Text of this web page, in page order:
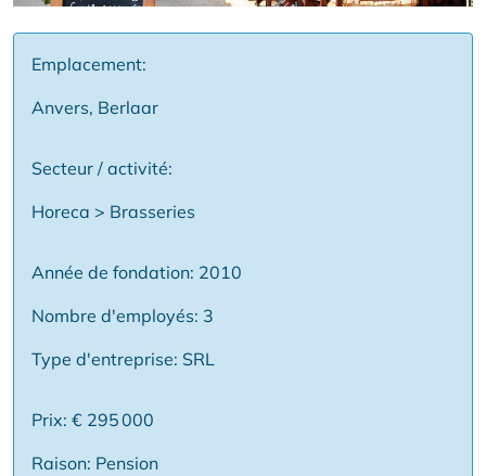
Emplacement:
Anvers, Berlaar
Secteur / activité:
Horeca > Brasseries
Année de fondation: 2010
Nombre d'employés: 3
Type d'entreprise: SRL
Prix: € 295 000
Raison: Pension